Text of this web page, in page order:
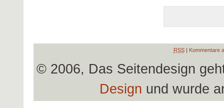
RSS| Kommentare
© 2006, Das Seitendesign
Design und wurde